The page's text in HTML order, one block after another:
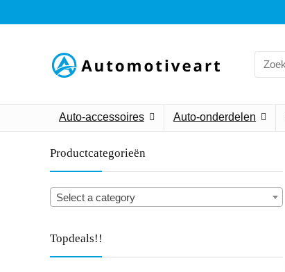
Search
for:
Auto-accessoires Auto-onderdelen
Productcategorieën
Select a category
Topdeals!!